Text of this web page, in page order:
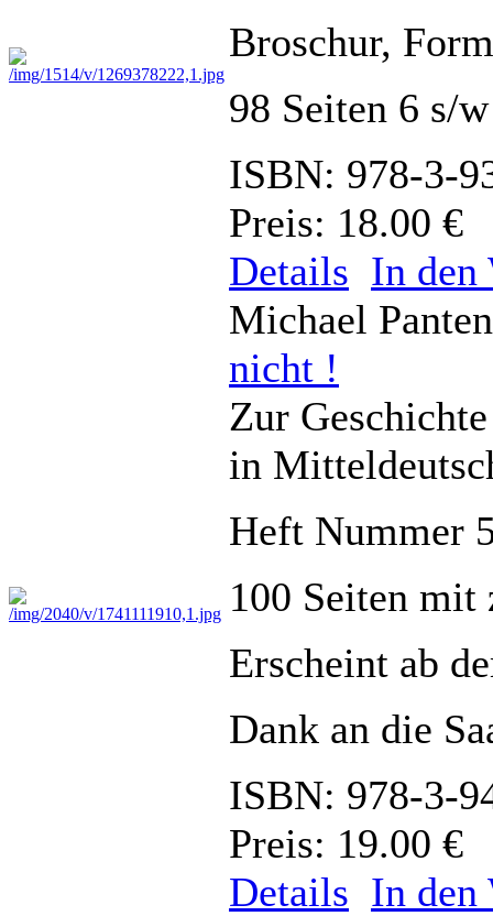
Broschur,
98 Seiten 6 s/
ISBN: 978-3-
Preis: 18.00 €
Details In den
Michael
nicht !
Zur
in
Heft Nummer
100 Seiten mit
Erscheint ab
Dank an die
ISBN: 978-3-
Preis: 19.00 €
Details In den